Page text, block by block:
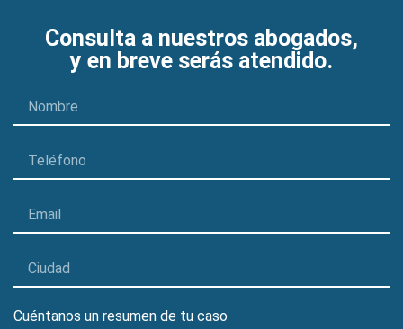
Consulta a nuestros abogados,
y en breve serás atendido.
Cuéntanos un resumen de tu caso